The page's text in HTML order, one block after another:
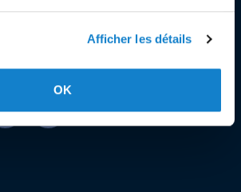
Afficher les détails
OK